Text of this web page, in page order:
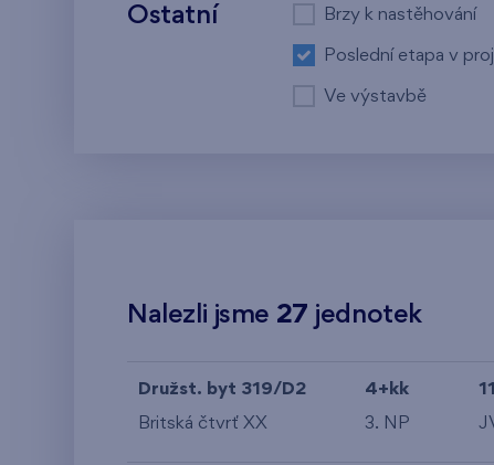
Ostatní Brzy k nastěhování
Poslední etapa v
Ve výstavbě
Nalezli jsme 27 jednotek
Družst. byt 319/D2 4+kk
Britská čtvrť XX 3. NP